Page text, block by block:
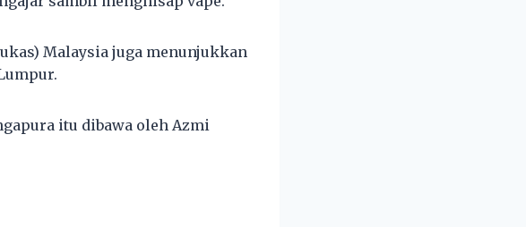
Malaysia juga menunjukkan
itu dibawa oleh Azmi